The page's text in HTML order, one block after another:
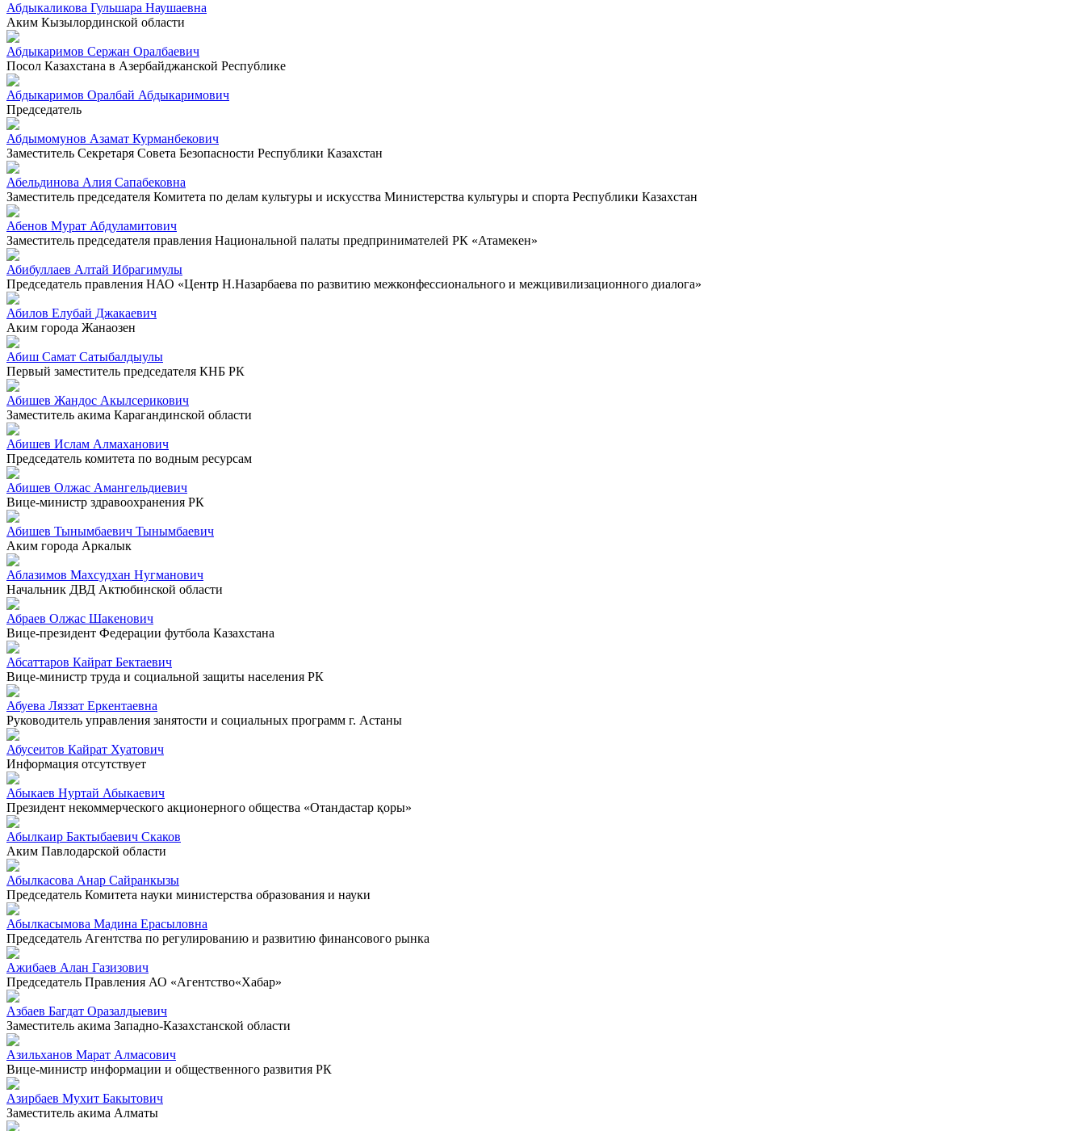
Абдыкаликова Гульшара Наушаевна
Аким Кызылординской области
Абдыкаримов Сержан Оралбаевич
Посол Казахстана в Азербайджанской Республике
Абдыкаримов Оралбай Абдыкаримович
Председатель
Абдымомунов Азамат Курманбекович
Заместитель Секретаря Совета Безопасности Республики Казахстан
Абельдинова Алия Сапабековна
Заместитель председателя Комитета по делам культуры и искусства Министерства культуры и спорта Республики Казахстан
Абенов Мурат Абдуламитович
Заместитель председателя правления Национальной палаты предпринимателей РК «Атамекен»
Абибуллаев Алтай Ибрагимулы
Председатель правления НАО «Центр Н.Назарбаева по развитию межконфессионального и межцивилизационного диалога»
Абилов Елубай Джакаевич
Аким города Жанаозен
Абиш Самат Сатыбалдыулы
Первый заместитель председателя КНБ РК
Абишев Жандос Акылсерикович
Заместитель акима Карагандинской области
Абишев Ислам Алмаханович
Председатель комитета по водным ресурсам
Абишев Олжас Амангельдиевич
Вице-министр здравоохранения РК
Абишев Тынымбаевич Тынымбаевич
Аким города Аркалык
Аблазимов Махсудхан Нугманович
Начальник ДВД Актюбинской области
Абраев Олжас Шакенович
Вице-президент Федерации футбола Казахстана
Абсаттаров Кайрат Бектаевич
Вице-министр труда и социальной защиты населения РК
Абуева Ляззат Еркентаевна
Руководитель управления занятости и социальных программ г. Астаны
Абусеитов Кайрат Хуатович
Информация отсутствует
Абыкаев Нуртай Абыкаевич
Президент некоммерческого акционерного общества «Отандастар қоры»
Абылкаир Бактыбаевич Скаков
Аким Павлодарской области
Абылкасова Анар Сайранкызы
Председатель Комитета науки министерства образования и науки
Абылкасымова Мадина Ерасыловна
Председатель Агентства по регулированию и развитию финансового рынка
Ажибаев Алан Газизович
Председатель Правления АО «Агентство«Хабар»
Азбаев Багдат Оразалдыевич
Заместитель акима Западно-Казахстанской области
Азильханов Марат Алмасович
Вице-министр информации и общественного развития РК
Азирбаев Мухит Бакытович
Заместитель акима Алматы